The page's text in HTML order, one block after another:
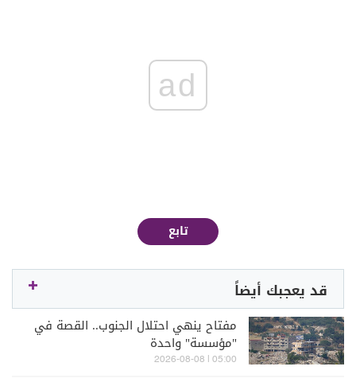
ad
تابع
قد يعجبك أيضاً
مفتاح ينهي احتلال الجنوب.. القصة في
"مؤسسة" واحدة
05:00 | 2026-08-08